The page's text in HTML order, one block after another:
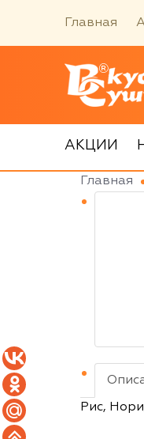
Главная
АКЦИИ
Главная
Рис,